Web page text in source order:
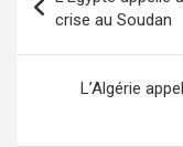
crise au Soudan
L’Algérie